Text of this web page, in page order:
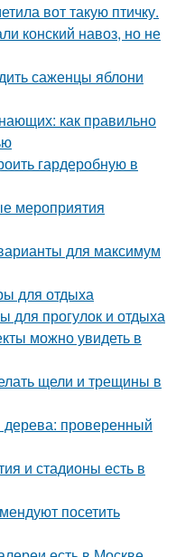
вот такую птичку.
конский навоз, но не
саженцы яблони
как правильно
гардеробную в
мероприятия
для максимум
для отдыха
для прогулок и отдыха
можно увидеть в
щели и трещины в
проверенный
и стадионы есть в
посетить